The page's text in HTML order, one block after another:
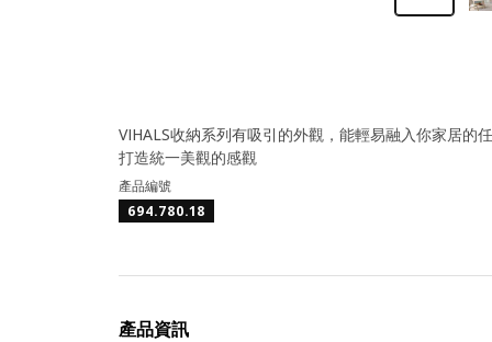
VIHALS收納系列有吸引的外觀，能輕易融入你家居的
打造統一美觀的感觀
產品編號
694.780.18
產品資訊